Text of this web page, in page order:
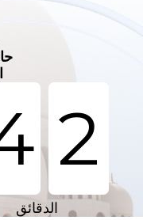
2
الدقائق